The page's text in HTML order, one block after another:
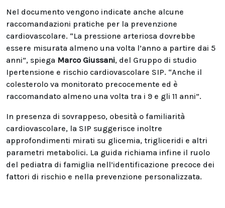
Nel documento vengono indicate anche alcune
raccomandazioni pratiche per la prevenzione
cardiovascolare. “La pressione arteriosa dovrebbe
essere misurata almeno una volta l’anno a partire dai 5
anni”, spiega Marco Giussani, del Gruppo di studio
Ipertensione e rischio cardiovascolare SIP. “Anche il
colesterolo va monitorato precocemente ed è
raccomandato almeno una volta tra i 9 e gli 11 anni”.
In presenza di sovrappeso, obesità o familiarità
cardiovascolare, la SIP suggerisce inoltre
approfondimenti mirati su glicemia, trigliceridi e altri
parametri metabolici. La guida richiama infine il ruolo
del pediatra di famiglia nell’identificazione precoce dei
fattori di rischio e nella prevenzione personalizzata.